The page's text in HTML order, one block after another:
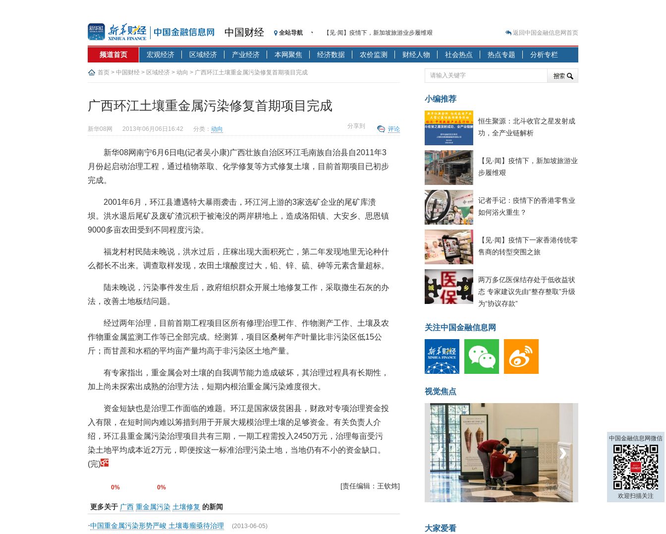
中国财经 全站导航
【见·闻】疫情下，新加坡旅游业步履维艰
记者手记：疫情下的香港零售业如何浴火重生？
【见·闻】疫情下一家香港传统零售商的转型突围之旅
济安金信：中国基金市场数据分析周报（2020. 07.27—2020.07.31）
【新华财经调查】同业存单、结构性存款玩起“跷跷板” 结构性失衡藏
央行公开市场净投放300亿元 短端资金利率明显下行
基本面及股市双轮冲击 债市回调十年期债表现最弱
沥青期货连续两日涨逾3% 沪银及两粕涨势喜人
恒生聚源：北斗收官之星发射成功，全产业链解析
济安金信：中国基金市场数据分析周报（2020. 08.17—2020.08.21）
返回中国金融信息网首页
频道首页 宏观经济 区域经济 产业经济 本网聚焦 经济数据 农价监测 财经人物 社会热点 热点专题 分析专栏
首页 > 中国财经 > 区域经济 > 动向 > 广西环江土壤重金属污染修复首期项目完成
广西环江土壤重金属污染修复首期项目完成
评论
分享到
新华08网 2013年06月06日16:42 分类： 动向
新华08网南宁6月6日电(记者吴小康)广西壮族自治区环江毛南族自治县自2011年3
月份起启动治理工程，通过植物萃取、化学修复等方式修复土壤，目前首期项目已初步
完成。
2001年6月，环江县遭遇特大暴雨袭击，环江河上游的3家选矿企业的尾矿库溃
坝。洪水退后尾矿及废矿渣沉积于被淹没的两岸耕地上，造成洛阳镇、大安乡、思恩镇
9000多亩农田受到不同程度污染。
福龙村村民陆未晚说，洪水过后，庄稼出现大面积死亡，第二年发现地里无论种什
么都长不出来。调查取样发现，农田土壤酸度过大，铅、锌、硫、砷等元素含量超标。
陆未晚说，污染事件发生后，政府组织群众开展土地修复工作，采取撒生石灰的办
法，改善土地板结问题。
经过两年治理，目前首期工程项目区所有修理治理工作、作物测产工作、土壤及农
作物重金属监测工作等已全部完成。经测算，项目区桑树年产叶量比非污染区低15公
斤；而甘蔗和水稻的平均亩产量均高于非污染区土地产量。
有专家指出，重金属会对土壤的自我调节能力造成破坏，其治理过程具有长期性，
加上尚未探索出成熟的治理方法，短期内根治重金属污染难度很大。
资金短缺也是治理工作面临的难题。环江是国家级贫困县，财政对专项治理资金投
入有限，在短时间内难以筹措到用于开展大规模治理土壤的足够资金。有关负责人介
绍，环江县重金属污染治理项目共有三期，一期工程需投入2450万元，治理每亩受污
染土地平均成本近2万元，即便按这一标准治理污染土地，当地仍有不小的资金缺口。
(完)
0% 0% [责任编辑：王钦炜]
更多关于 广西 重金属污染 土壤修复 的新闻
·中国重金属污染形势严峻 土壤毒瘤亟待治理 (2013-06-05)
小编推荐
恒生聚源：北斗收官之星发射成
功，全产业链解析
【见·闻】疫情下，新加坡旅游业
步履维艰
记者手记：疫情下的香港零售业
如何浴火重生？
【见·闻】疫情下一家香港传统零
售商的转型突围之旅
两万多亿医保结存处于低收益状
态 专家建议先由“整存整取”升级
为“协议存款”
关注中国金融信息网
视觉焦点
菲律宾：防疫降级
‹ ›
大家爱看
中国金融信息网微信
欢迎扫描关注